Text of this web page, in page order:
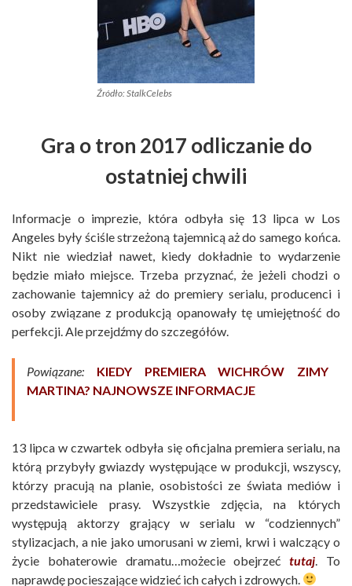
Źródło: StalkCelebs
Gra o tron 2017 odliczanie do
ostatniej chwili
Informacje o imprezie, która odbyła się 13 lipca w Los
Angeles były ściśle strzeżoną tajemnicą aż do samego końca.
Nikt nie wiedział nawet, kiedy dokładnie to wydarzenie
będzie miało miejsce. Trzeba przyznać, że jeżeli chodzi o
zachowanie tajemnicy aż do premiery serialu, producenci i
osoby związane z produkcją opanowały tę umiejętność do
perfekcji. Ale przejdźmy do szczegółów.
Powiązane: KIEDY PREMIERA WICHRÓW ZIMY
MARTINA? NAJNOWSZE INFORMACJE
13 lipca w czwartek odbyła się oficjalna premiera serialu, na
którą przybyły gwiazdy występujące w produkcji, wszyscy,
którzy pracują na planie, osobistości ze świata mediów i
przedstawiciele prasy. Wszystkie zdjęcia, na których
występują aktorzy grający w serialu w “codziennych”
stylizacjach, a nie jako umorusani w ziemi, krwi i walczący o
życie bohaterowie dramatu…możecie obejrzećtutaj . To
naprawdę pocieszające widzieć ich całych i zdrowych.